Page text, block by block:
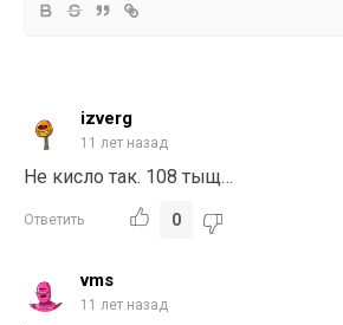
izverg
11 лет назад
Не кисло так. 108 тыщ…
Ответить 0
vms
11 лет назад